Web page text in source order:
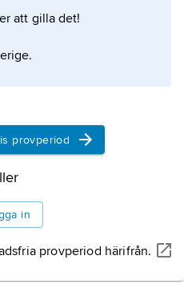
2009, 2011,
artikeln
att gilla det!
provperiod
in
provperiod härifrån.